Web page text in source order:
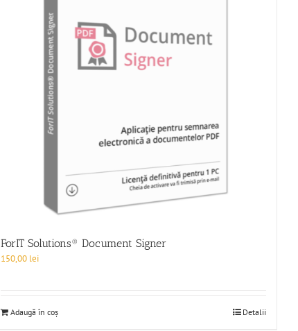
ForIT Solutions® Document Signer
150,00 lei
Adaugă în coș Detalii